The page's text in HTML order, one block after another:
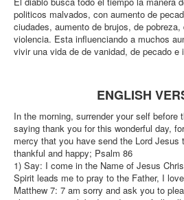
politicos malvados, con aumento de
ciudades, aumento de brujos, de
violencia. Esta influenciando a muchos
vivir una vida de de vanidad, de pecado e
ENGLISH
In the morning, surrender your self before
saying thank you for this wonderful day,
mercy that you have send the Lord Jesus
thankful and happy; Psalm 86
1) Say: I come in the Name of Jesus
Spirit leads me to pray to the Father, I
Matthew 7: 7 am sorry and ask you to